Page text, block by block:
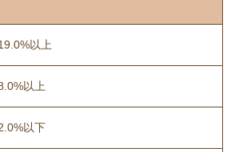
以上
以上
以下